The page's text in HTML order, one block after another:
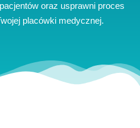
oraz usprawni proces
placówki medycznej.